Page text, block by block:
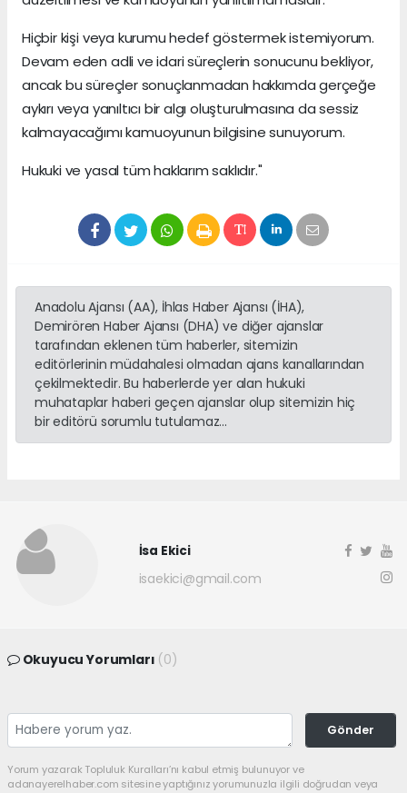
Hiçbir kişi veya kurumu hedef göstermek istemiyorum.
Devam eden adli ve idari süreçlerin sonucunu bekliyor,
ancak bu süreçler sonuçlanmadan hakkımda gerçeğe
aykırı veya yanıltıcı bir algı oluşturulmasına da sessiz
kalmayacağımı kamuoyunun bilgisine sunuyorum.
Hukuki ve yasal tüm haklarım saklıdır."
Anadolu Ajansı (AA), İhlas Haber Ajansı (İHA),
Demirören Haber Ajansı (DHA) ve diğer ajanslar
tarafından eklenen tüm haberler, sitemizin
editörlerinin müdahalesi olmadan ajans kanallarından
çekilmektedir. Bu haberlerde yer alan hukuki
muhataplar haberi geçen ajanslar olup sitemizin hiç
bir editörü sorumlu tutulamaz...
İsa Ekici
isaekici@gmail.com
Okuyucu Yorumları (0)
Gönder
Yorum yazarak Topluluk Kuralları’nı kabul etmiş bulunuyor ve
adanayerelhaber.com sitesine yaptığınız yorumunuzla ilgili doğrudan veya